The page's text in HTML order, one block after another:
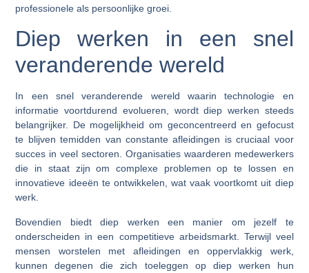
professionele als persoonlijke groei.
Diep werken in een snel
veranderende wereld
In een snel veranderende wereld waarin technologie en
informatie voortdurend evolueren, wordt diep werken steeds
belangrijker. De mogelijkheid om geconcentreerd en gefocust
te blijven temidden van constante afleidingen is cruciaal voor
succes in veel sectoren. Organisaties waarderen medewerkers
die in staat zijn om complexe problemen op te lossen en
innovatieve ideeën te ontwikkelen, wat vaak voortkomt uit diep
werk.
Bovendien biedt diep werken een manier om jezelf te
onderscheiden in een competitieve arbeidsmarkt. Terwijl veel
mensen worstelen met afleidingen en oppervlakkig werk,
kunnen degenen die zich toeleggen op diep werken hun